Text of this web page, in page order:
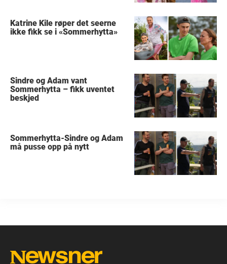
Katrine Kile røper det seerne
ikke fikk se i «Sommerhytta»
Sindre og Adam vant
Sommerhytta – fikk uventet
beskjed
Sommerhytta-Sindre og Adam
må pusse opp på nytt